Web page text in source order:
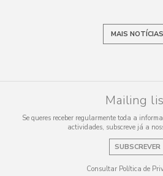
MAIS NOTÍCIAS
Mailing
Se queres receber regularmente toda a
actividades, subscreve já a
SUBSCREVER
Consultar Política de